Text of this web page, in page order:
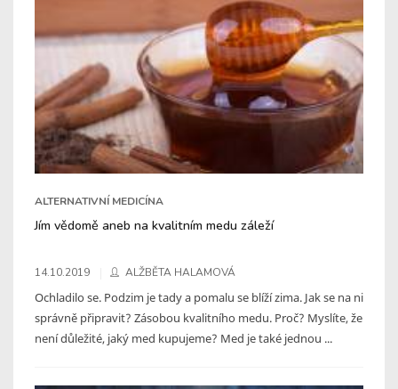
ALTERNATIVNÍ MEDICÍNA
Jím vědomě aneb na kvalitním medu záleží
14.10.2019 ALŽBĚTA HALAMOVÁ
Ochladilo se. Podzim je tady a pomalu se blíží zima. Jak se na ni
správně připravit? Zásobou kvalitního medu. Proč? Myslíte, že
není důležité, jaký med kupujeme? Med je také jednou ...